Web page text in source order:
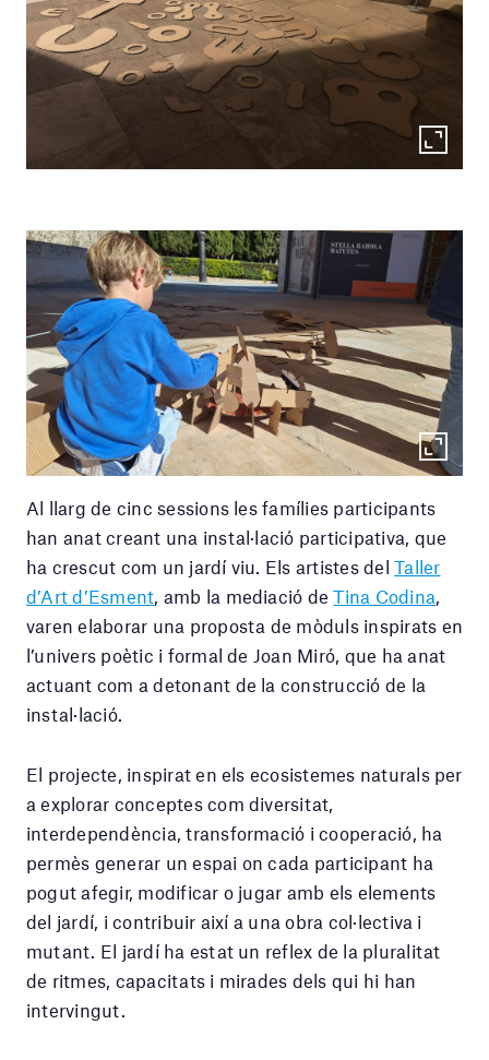
Al llarg de cinc sessions les famílies participants
han anat creant una instal·lació participativa, que
ha crescut com un jardí viu. Els artistes delTaller
d’Art d’Esment, amb la mediació deTina Codina,
varen elaborar una proposta de mòduls inspirats en
l’univers poètic i formal de Joan Miró, que ha anat
actuant com a detonant de la construcció de la
instal·lació.
El projecte, inspirat en els ecosistemes naturals per
a explorar conceptes com diversitat,
interdependència, transformació i cooperació, ha
permès generar un espai on cada participant ha
pogut afegir, modificar o jugar amb els elements
del jardí, i contribuir així a una obra col·lectiva i
mutant. El jardí ha estat un reflex de la pluralitat
de ritmes, capacitats i mirades dels qui hi han
intervingut.